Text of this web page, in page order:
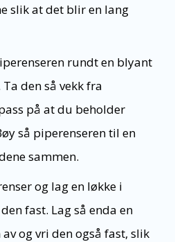
slik at det blir en lang
rundt en blyant
den så vekk fra
på at du beholder
så piperenseren til en
sammen.
og lag en løkke i
fast. Lag så enda en
og vri den også fast, slik